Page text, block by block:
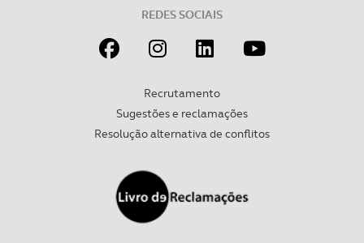
REDES SOCIAIS
Recrutamento
Sugestões e reclamações
Resolução alternativa de conflitos